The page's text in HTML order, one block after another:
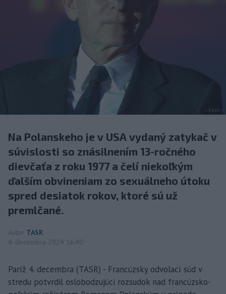
Na Polanskeho je v USA vydaný zatykač v
súvislosti so znásilnením 13-ročného
dievčaťa z roku 1977 a čelí niekoľkým
ďalším obvineniam zo sexuálneho útoku
spred desiatok rokov, ktoré sú už
premlčané.
Autor TASR
4. decembra 2024 16:40
Paríž 4. decembra (TASR) - Francúzsky odvolací súd v
stredu potvrdil oslobodzujúci rozsudok nad francúzsko-